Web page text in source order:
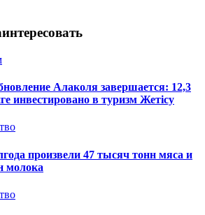
Алаколя завершается: 12,3
инвестировано в туризм Жетісу
произвели 47 тысяч тонн мяса и
молока